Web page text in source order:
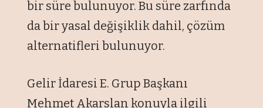
bir süre bulunuyor. Bu süre zarfında
da bir yasal değişiklik dahil, çözüm
alternatifleri bulunuyor.
Gelir İdaresi E. Grup Başkanı
Mehmet Akarslan konuyla ilgili